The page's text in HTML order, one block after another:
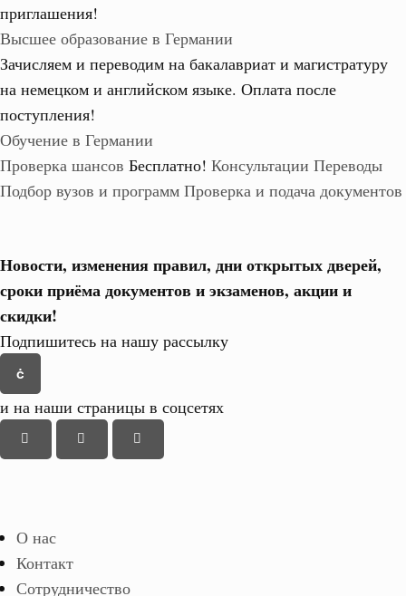
приглашения!
Высшее образование в Германии
Зачисляем и переводим на бакалавриат и магистратуру
на немецком и английском языке. Оплата после
поступления!
Обучение в Германии
Проверка шансов Бесплатно! Консультации Переводы
Подбор вузов и программ Проверка и подача документов
Новости, изменения правил, дни открытых дверей,
сроки приёма документов и экзаменов, акции и
скидки!
Подпишитесь на нашу рассылку
и на наши страницы в соцсетях
О нас
Контакт
Сотрудничество